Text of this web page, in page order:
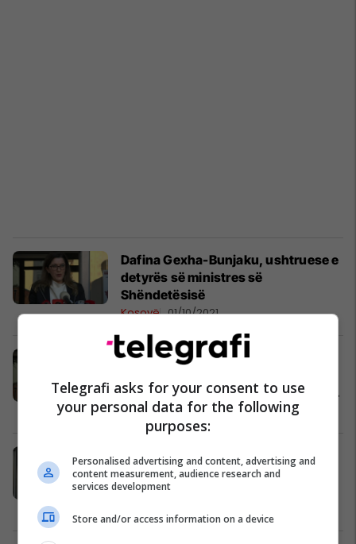
Dafina Gexha-Bunjaku, ushtruese e
detyrës së ministres së
Shëndetësisë
Kosovë 01/10/2021
Zëvendësministrja e Shëndetësisë:
deri në përmirësimin e gjendjes dhe
eliminimin e burimit të infeksionit
Shëndetësi 12/07/2021
Ramadani: Analizat kanë dalë në
kufijtë e lejuar - s'ka kontaminim të
ujit në Deçan
Telegrafi asks for your consent to use
your personal data for the following
purposes:
Personalised advertising and content, advertising and
content measurement, audience research and
services development
Store and/or access information on a device